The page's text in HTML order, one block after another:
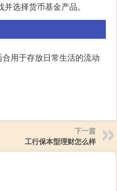
选择货币基金产品。
用于存放日常生活的流动
下一篇
工行保本型理财怎么样